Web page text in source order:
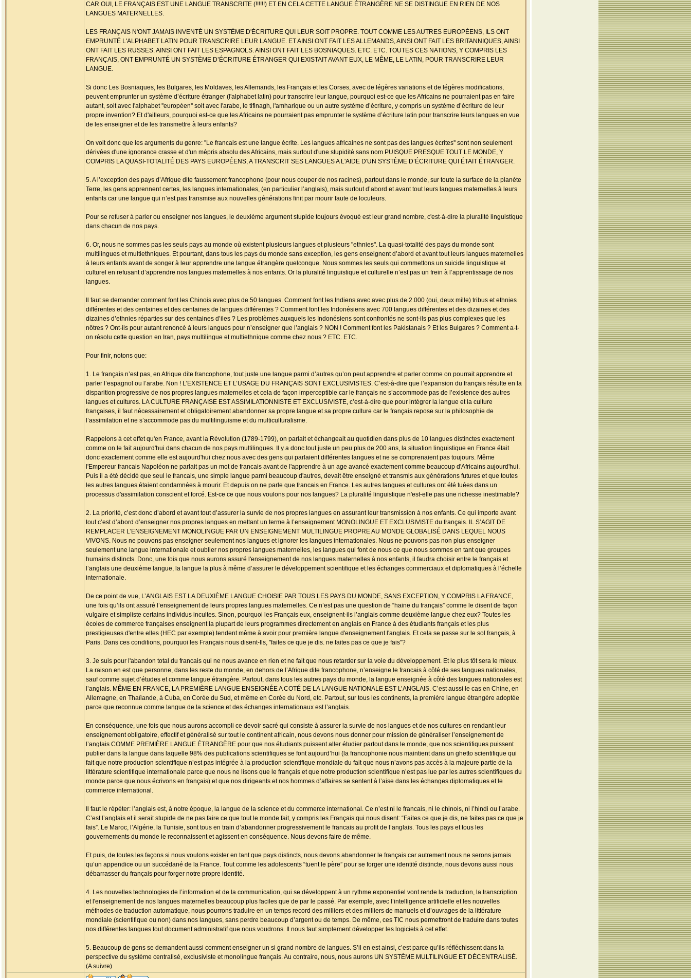
CAR OUI, LE FRANÇAIS EST UNE LANGUE TRANSCRITE (!!!!!!) ET EN CELA CETTE LANGUE ÉTRANGÈRE NE SE DISTINGUE EN RIEN DE NOS
LANGUES MATERNELLES.
LES FRANÇAIS N'ONT JAMAIS INVENTÉ UN SYSTÈME D'ÉCRITURE QUI LEUR SOIT PROPRE. TOUT COMME LES AUTRES EUROPÉENS, ILS ONT
EMPRUNTÉ L'ALPHABET LATIN POUR TRANSCRIRE LEUR LANGUE. ET AINSI ONT FAIT LES ALLEMANDS, AINSI ONT FAIT LES BRITANNIQUES, AINSI
ONT FAIT LES RUSSES. AINSI ONT FAIT LES ESPAGNOLS. AINSI ONT FAIT LES BOSNIAQUES. ETC. ETC. TOUTES CES NATIONS, Y COMPRIS LES
FRANÇAIS, ONT EMPRUNTÉ UN SYSTÈME D’ÉCRITURE ÉTRANGER QUI EXISTAIT AVANT EUX, LE MÊME, LE LATIN, POUR TRANSCRIRE LEUR
LANGUE.
Si donc Les Bosniaques, les Bulgares, les Moldaves, les Allemands, les Français et les Corses, avec de légères variations et de légères modifications,
peuvent emprunter un système d’écriture étranger (l'alphabet latin) pour transcrire leur langue, pourquoi est-ce que les Africains ne pourraient pas en faire
autant, soit avec l'alphabet ''européen'' soit avec l'arabe, le tifinagh, l'amharique ou un autre système d’écriture, y compris un système d’écriture de leur
propre invention? Et d'ailleurs, pourquoi est-ce que les Africains ne pourraient pas emprunter le système d’écriture latin pour transcrire leurs langues en vue
de les enseigner et de les transmettre à leurs enfants?
On voit donc que les arguments du genre: ''Le francais est une langue écrite. Les langues africaines ne sont pas des langues écrites'' sont non seulement
dérivées d'une ignorance crasse et d'un mépris absolu des Africains, mais surtout d'une stupidité sans nom PUISQUE PRESQUE TOUT LE MONDE, Y
COMPRIS LA QUASI-TOTALITÉ DES PAYS EUROPÉENS, A TRANSCRIT SES LANGUES A L'AIDE D'UN SYSTÈME D’ÉCRITURE QUI ÉTAIT ÉTRANGER.
5. A l’exception des pays d’Afrique dite faussement francophone (pour nous couper de nos racines), partout dans le monde, sur toute la surface de la planète
Terre, les gens apprennent certes, les langues internationales, (en particulier l’anglais), mais surtout d’abord et avant tout leurs langues maternelles à leurs
enfants car une langue qui n’est pas transmise aux nouvelles générations finit par mourir faute de locuteurs.
Pour se refuser à parler ou enseigner nos langues, le deuxième argument stupide toujours évoqué est leur grand nombre, c'est-à-dire la pluralité linguistique
dans chacun de nos pays.
6. Or, nous ne sommes pas les seuls pays au monde où existent plusieurs langues et plusieurs "ethnies". La quasi-totalité des pays du monde sont
multilingues et multiethniques. Et pourtant, dans tous les pays du monde sans exception, les gens enseignent d’abord et avant tout leurs langues maternelles
à leurs enfants avant de songer à leur apprendre une langue étrangère quelconque. Nous sommes les seuls qui commettons un suicide linguistique et
culturel en refusant d’apprendre nos langues maternelles à nos enfants. Or la pluralité linguistique et culturelle n’est pas un frein à l’apprentissage de nos
langues.
Il faut se demander comment font les Chinois avec plus de 50 langues. Comment font les Indiens avec avec plus de 2.000 (oui, deux mille) tribus et ethnies
différentes et des centaines et des centaines de langues différentes ? Comment font les Indonésiens avec 700 langues différentes et des dizaines et des
dizaines d’ethnies réparties sur des centaines d’iles ? Les problèmes auxquels les Indonésiens sont confrontés ne sont-ils pas plus complexes que les
nôtres ? Ont-ils pour autant renoncé à leurs langues pour n’enseigner que l’anglais ? NON ! Comment font les Pakistanais ? Et les Bulgares ? Comment a-t-
on résolu cette question en Iran, pays multilingue et multiethnique comme chez nous ? ETC. ETC.
Pour finir, notons que:
1. Le français n’est pas, en Afrique dite francophone, tout juste une langue parmi d’autres qu’on peut apprendre et parler comme on pourrait apprendre et
parler l’espagnol ou l’arabe. Non ! L’EXISTENCE ET L’USAGE DU FRANÇAIS SONT EXCLUSIVISTES. C’est-à-dire que l’expansion du français résulte en la
disparition progressive de nos propres langues maternelles et cela de façon imperceptible car le français ne s’accommode pas de l’existence des autres
langues et cultures. LA CULTURE FRANÇAISE EST ASSIMILATIONNISTE ET EXCLUSIVISTE, c’est-à-dire que pour intégrer la langue et la culture
françaises, il faut nécessairement et obligatoirement abandonner sa propre langue et sa propre culture car le français repose sur la philosophie de
l’assimilation et ne s’accommode pas du multilinguisme et du multiculturalisme.
Rappelons à cet effet qu'en France, avant la Révolution (1789-1799), on parlait et échangeait au quotidien dans plus de 10 langues distinctes exactement
comme on le fait aujourd'hui dans chacun de nos pays multilingues. Il y a donc tout juste un peu plus de 200 ans, la situation linguistique en France était
donc exactement comme elle est aujourd'hui chez nous avec des gens qui parlaient différentes langues et ne se comprenaient pas toujours. Même
l'Empereur francais Napoléon ne parlait pas un mot de francais avant de l'apprendre à un age avancé exactement comme beaucoup d'Africains aujourd'hui.
Puis il a été décidé que seul le francais, une simple langue parmi beaucoup d'autres, devait être enseigné et transmis aux générations futures et que toutes
les autres langues étaient condamnées à mourir. Et depuis on ne parle que francais en France. Les autres langues et cultures ont été tuées dans un
processus d'assimilation conscient et forcé. Est-ce ce que nous voulons pour nos langues? La pluralité linguistique n'est-elle pas une richesse inestimable?
2. La priorité, c’est donc d’abord et avant tout d’assurer la survie de nos propres langues en assurant leur transmission à nos enfants. Ce qui importe avant
tout c’est d’abord d’enseigner nos propres langues en mettant un terme à l’enseignement MONOLINGUE ET EXCLUSIVISTE du français. IL S’AGIT DE
REMPLACER L’ENSEIGNEMENT MONOLINGUE PAR UN ENSEIGNEMENT MULTILINGUE PROPRE AU MONDE GLOBALISÉ DANS LEQUEL NOUS
VIVONS. Nous ne pouvons pas enseigner seulement nos langues et ignorer les langues internationales. Nous ne pouvons pas non plus enseigner
seulement une langue internationale et oublier nos propres langues maternelles, les langues qui font de nous ce que nous sommes en tant que groupes
humains distincts. Donc, une fois que nous aurons assuré l'enseignement de nos langues maternelles à nos enfants, il faudra choisir entre le français et
l’anglais une deuxième langue, la langue la plus à même d’assurer le développement scientifique et les échanges commerciaux et diplomatiques à l’échelle
internationale.
De ce point de vue, L’ANGLAIS EST LA DEUXIÈME LANGUE CHOISIE PAR TOUS LES PAYS DU MONDE, SANS EXCEPTION, Y COMPRIS LA FRANCE,
une fois qu’ils ont assuré l’enseignement de leurs propres langues maternelles. Ce n’est pas une question de “haine du français” comme le disent de façon
vulgaire et simpliste certains individus incultes. Sinon, pourquoi les Français eux, enseignent-ils l’anglais comme deuxième langue chez eux? Toutes les
écoles de commerce françaises enseignent la plupart de leurs programmes directement en anglais en France à des étudiants français et les plus
prestigieuses d'entre elles (HEC par exemple) tendent même à avoir pour première langue d'enseignement l'anglais. Et cela se passe sur le sol français, à
Paris. Dans ces conditions, pourquoi les Français nous disent-Ils, "faites ce que je dis. ne faites pas ce que je fais"?
3. Je suis pour l'abandon total du francais qui ne nous avance en rien et ne fait que nous retarder sur la voie du développement. Et le plus tôt sera le mieux.
La raison en est que personne, dans les reste du monde, en dehors de l’Afrique dite francophone, n’enseigne le francais à côté de ses langues nationales,
sauf comme sujet d’études et comme langue étrangère. Partout, dans tous les autres pays du monde, la langue enseignée à côté des langues nationales est
l’anglais. MÊME EN FRANCE, LA PREMIÈRE LANGUE ENSEIGNÉE A COTÉ DE LA LANGUE NATIONALE EST L’ANGLAIS. C’est aussi le cas en Chine, en
Allemagne, en Thaïlande, à Cuba, en Corée du Sud, et même en Corée du Nord, etc. Partout, sur tous les continents, la première langue étrangère adoptée
parce que reconnue comme langue de la science et des échanges internationaux est l’anglais.
En conséquence, une fois que nous aurons accompli ce devoir sacré qui consiste à assurer la survie de nos langues et de nos cultures en rendant leur
enseignement obligatoire, effectif et généralisé sur tout le continent africain, nous devons nous donner pour mission de généraliser l’enseignement de
l’anglais COMME PREMIÈRE LANGUE ÉTRANGÈRE pour que nos étudiants puissent aller étudier partout dans le monde, que nos scientifiques puissent
publier dans la langue dans laquelle 98% des publications scientifiques se font aujourd’hui (la francophonie nous maintient dans un ghetto scientifique qui
fait que notre production scientifique n’est pas intégrée à la production scientifique mondiale du fait que nous n’avons pas accès à la majeure partie de la
littérature scientifique internationale parce que nous ne lisons que le français et que notre production scientifique n’est pas lue par les autres scientifiques du
monde parce que nous écrivons en français) et que nos dirigeants et nos hommes d’affaires se sentent à l’aise dans les échanges diplomatiques et le
commerce international.
Il faut le répéter: l’anglais est, à notre époque, la langue de la science et du commerce international. Ce n’est ni le francais, ni le chinois, ni l’hindi ou l’arabe.
C’est l’anglais et il serait stupide de ne pas faire ce que tout le monde fait, y compris les Français qui nous disent: “Faites ce que je dis, ne faites pas ce que je
fais”. Le Maroc, l’Algérie, la Tunisie, sont tous en train d’abandonner progressivement le francais au profit de l’anglais. Tous les pays et tous les
gouvernements du monde le reconnaissent et agissent en conséquence. Nous devons faire de même.
Et puis, de toutes les façons si nous voulons exister en tant que pays distincts, nous devons abandonner le français car autrement nous ne serons jamais
qu’un appendice ou un succédané de la France. Tout comme les adolescents “tuent le père” pour se forger une identité distincte, nous devons aussi nous
débarrasser du français pour forger notre propre identité.
4. Les nouvelles technologies de l’information et de la communication, qui se développent à un rythme exponentiel vont rende la traduction, la transcription
et l'enseignement de nos langues maternelles beaucoup plus faciles que de par le passé. Par exemple, avec l’intelligence artificielle et les nouvelles
méthodes de traduction automatique, nous pourrons traduire en un temps record des milliers et des milliers de manuels et d’ouvrages de la littérature
mondiale (scientifique ou non) dans nos langues, sans perdre beaucoup d’argent ou de temps. De même, ces TIC nous permettront de traduire dans toutes
nos différentes langues tout document administratif que nous voudrons. Il nous faut simplement développer les logiciels à cet effet.
5. Beaucoup de gens se demandent aussi comment enseigner un si grand nombre de langues. S’il en est ainsi, c’est parce qu’ils réfléchissent dans la
perspective du système centralisé, exclusiviste et monolingue français. Au contraire, nous, nous aurons UN SYSTÈME MULTILINGUE ET DÉCENTRALISÉ.
(A suivre)